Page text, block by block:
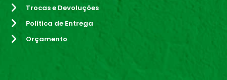
Trocas e Devoluções
Política de Entrega
Orçamento